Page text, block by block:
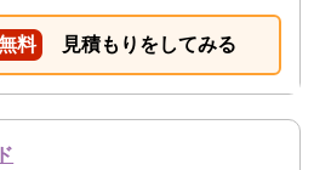
料 見積もりをしてみる